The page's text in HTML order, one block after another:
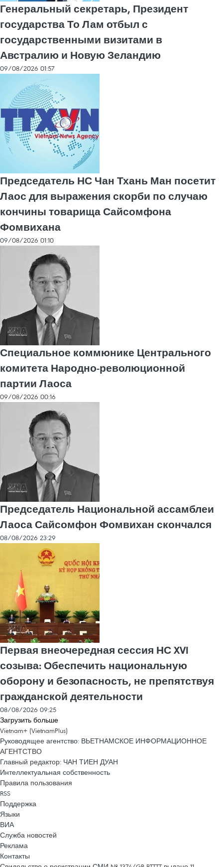
Генеральный секретарь, Президент
государства То Лам отбыл с
государственными визитами в
Австралию и Новую Зеландию
09/08/2026 01:57
Председатель НС Чан Тхань Ман посетит
Лаос для выражения скорби по случаю
кончины товарища Сайсомфона
Фомвихана
09/08/2026 01:10
Специальное коммюнике Центрального
комитета Народно-революционной
партии Лаоса
09/08/2026 00:16
Председатель Национальной ассамблеи
Лаоса Сайсомфон Фомвихан скончался
08/08/2026 23:29
Первая внеочередная сессия НС XVI
созыва: Обеспечить национальную
оборону и безопасность, не препятствуя
гражданской деятельности
08/08/2026 09:25
Загрузить больше
Vietnam+ (VietnamPlus)
Руководящее агентство: ВЬЕТНАМСКОЕ ИНФОРМАЦИОННОЕ
АГЕНТСТВО
Главный редактор: ЧАН ТИЕН ДУАН
Интеллектуальная собственность
Правила пользования
RSS
Поддержка
Языки
ВИА
Служба новостей
Реклама
Контакты